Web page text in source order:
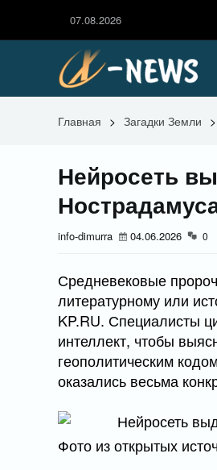
07.08.2026
Главная > Загадки Земли >
Нейросеть
info-dimurra 04.06.2026 0
Средневековые
литературному или
KP.RU. Специалисты
интеллект, чтобы
геополитическим
оказались весьма
Фото из открытых